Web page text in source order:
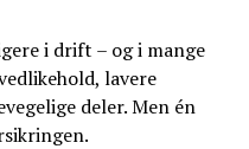
i drift – og i mange
lavere
deler. Men én